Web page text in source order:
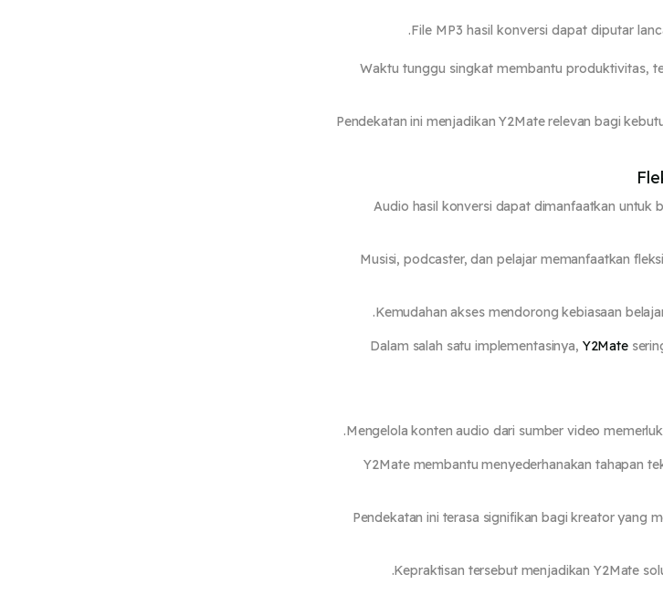
File MP3 hasil konversi dapat diputar
Waktu tunggu singkat membantu produktivitas,
Pendekatan ini menjadikan Y2Mate relevan bagi
Audio hasil konversi dapat dimanfaatkan untuk
Musisi, podcaster, dan pelajar memanfaatkan
Kemudahan akses mendorong kebiasaan
Dalam salah satu implementasinya, Y2Mate
Mengelola konten audio dari sumber video
Y2Mate membantu menyederhanakan tahapan
Pendekatan ini terasa signifikan bagi kreator yang
Kepraktisan tersebut menjadikan Y2Mate